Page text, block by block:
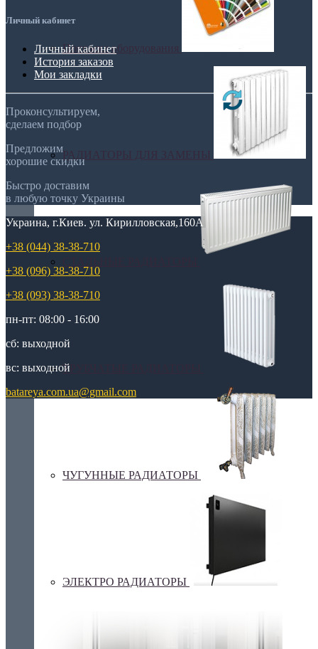
Покраска оборудования
РАДИАТОРЫ ДЛЯ ЗАМЕНЫ
ТРУБЧАТЫЕ РАДИАТОРЫ
ЧУГУННЫЕ РАДИАТОРЫ
ЭЛЕКТРО РАДИАТОРЫ
Личный кабинет
Личный кабинет
История заказов
Мои закладки
Проконсультируем,
сделаем подбор
Предложим
хорошие скидки
Быстро доставим
в любую точку Украины
Украина, г.Киев. ул. Кирилловская,160А
+38 (044) 38-38-710
+38 (096) 38-38-710
+38 (093) 38-38-710
пн-пт: 08:00 - 16:00
сб: выходной
вс: выходной
batareya.com.ua@gmail.com